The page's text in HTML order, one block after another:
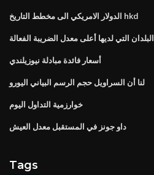
الدولار الامريكي الى مخطط التاريخ hkd
البلدان التي لديها أعلى معدل الضريبة الفعالة
أسعار فائدة مبادلة نيوزيلندي
لنا أن السراويل حجم الرسم البياني اليورو
خوارزمية التداول اليوم
داو جونز في المستقبل معدل العيش
Tags